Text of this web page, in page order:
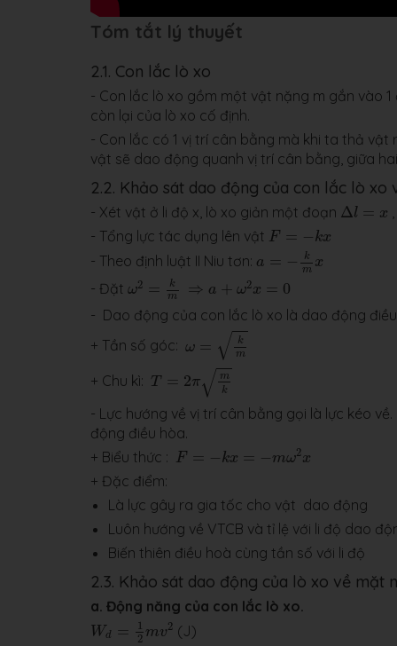
Tóm tắt lý thuyết
2.1. Con lắc lò xo
- Con lắc lò xo gồm một vật nặng m gắn vào
còn lại của lò xo cố định.
- Con lắc có 1 vị trí cân bằng mà khi ta thả
vật sẽ dao động quanh vị trí cân bằng, giữa
2.2. Khảo sát dao động của con lắc lò
- Xét vật ở li độ x, lò xo giản một đoạn Δl = x
Δ =
- Tổng lực tác dụng lên vật F = −kx
F= −k
- Theo định luật II Niu tơn: a = −
k
m x
mx
- Đặt ω2 =
k
m
2 m
⇒ a + ω2x = 0
x=
- Dao động của con lắc lò xo là dao động
+ Tần số góc: ω = √ k
m
+ Chu kì: T = 2π√ m
k
- Lực hướng về vị trí cân bằng gọi là lực kéo
động điều hòa.
+ Biểu thức : F = −kx = −mω2x
F= =−
+ Đặc điểm:
Là lực gây ra gia tốc cho vật dao động
Luôn hướng về VTCB và tỉ lệ với li độ dao
Biến thiên điều hoà cùng tần số với li độ
2.3. Khảo sát dao động của lò xo về mặt
a. Động năng của con lắc lò xo.
Wd =
1
2 mv2
Wd 2m 2 (J)